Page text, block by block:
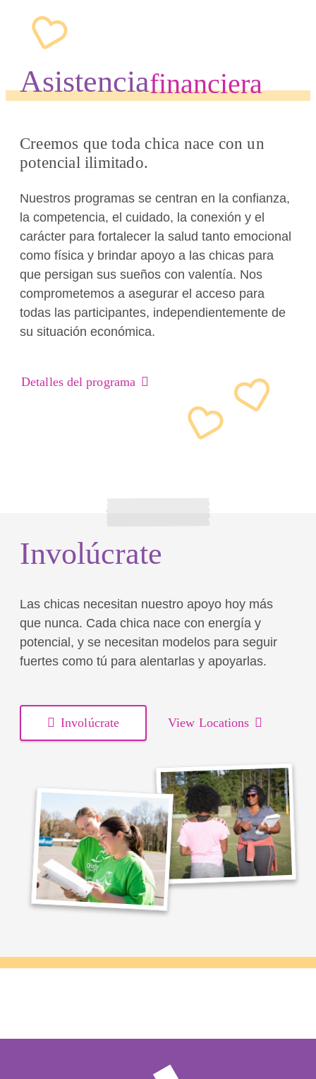
Asistenciafinanciera
Creemos que toda chica nace con un
potencial ilimitado.
Nuestros programas se centran en la confianza,
la competencia, el cuidado, la conexión y el
carácter para fortalecer la salud tanto emocional
como física y brindar apoyo a las chicas para
que persigan sus sueños con valentía. Nos
comprometemos a asegurar el acceso para
todas las participantes, independientemente de
su situación económica.
Detalles del programa
Involúcrate
Las chicas necesitan nuestro apoyo hoy más
que nunca. Cada chica nace con energía y
potencial, y se necesitan modelos para seguir
fuertes como tú para alentarlas y apoyarlas.
Involúcrate View Locations